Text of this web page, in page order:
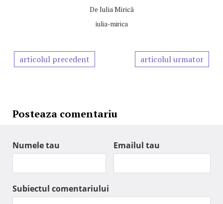
De Iulia Mirică
iulia-mirica
articolul precedent articolul urmator
Posteaza comentariu
Numele tau Emailul tau
Subiectul comentariului